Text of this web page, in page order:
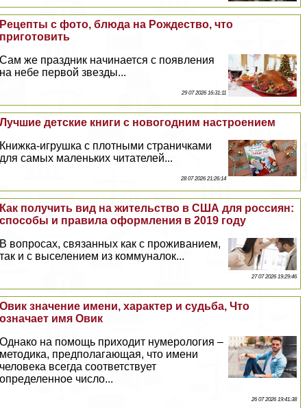
Рецепты с фото, блюда на Рождество, что
приготовить
Сам же праздник начинается с появления
на небе первой звезды...
29 07 2026 16:31:11
Лучшие детские книги с новогодним настроением
Книжка-игрушка с плотными страничками
для самых маленьких читателей...
28 07 2026 21:26:14
Как получить вид на жительство в США для россиян:
способы и правила оформления в 2019 году
В вопросах, связанных как с проживанием,
так и с выселением из коммуналок...
27 07 2026 19:29:46
Овик значение имени, хаpaктер и судьба, Что
означает имя Овик
Однако на помощь приходит нумерология –
методика, предполагающая, что имени
человека всегда соответствует
определенное число...
26 07 2026 19:41:38